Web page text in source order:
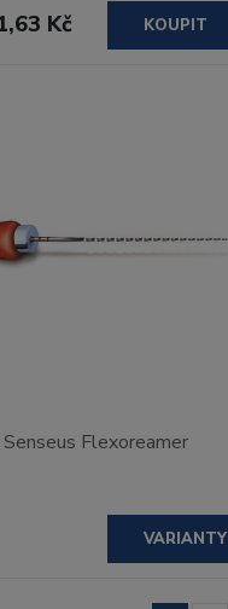
Kč KOUPIT
Senseus Flexoreamer
VARIANTY